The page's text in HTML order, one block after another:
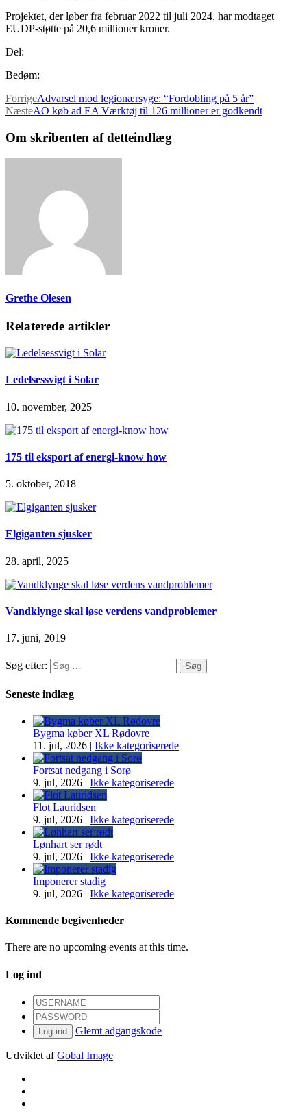
Projektet, der løber fra februar 2022 til juli 2024, har modtaget
EUDP-støtte på 20,6 millioner kroner.
Del:
Bedøm:
ForrigeAdvarsel mod legionærsyge: “Fordobling på 5 år”
NæsteAO køb ad EA Værktøj til 126 millioner er godkendt
Om skribenten af detteindlæg
Grethe Olesen
Relaterede artikler
Ledelsessvigt i Solar
10. november, 2025
175 til eksport af energi-know how
5. oktober, 2018
Elgiganten sjusker
28. april, 2025
Vandklynge skal løse verdens vandproblemer
17. juni, 2019
Søg efter:
Seneste indlæg
Bygma køber XL Rødovre
11. jul, 2026 | Ikke kategoriserede
Fortsat nedgang i Sorø
9. jul, 2026 | Ikke kategoriserede
Flot Lauridsen
9. jul, 2026 | Ikke kategoriserede
Lønhart ser rødt
9. jul, 2026 | Ikke kategoriserede
Imponerer stadig
9. jul, 2026 | Ikke kategoriserede
Kommende begivenheder
There are no upcoming events at this time.
Log ind
Log ind Glemt adgangskode
Udviklet afGobal Image